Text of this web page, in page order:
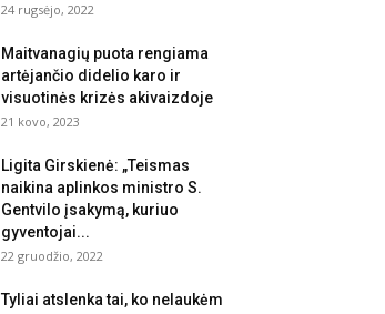
24 rugsėjo, 2022
Maitvanagių puota rengiama
artėjančio didelio karo ir
visuotinės krizės akivaizdoje
21 kovo, 2023
Ligita Girskienė: „Teismas
naikina aplinkos ministro S.
Gentvilo įsakymą, kuriuo
gyventojai...
22 gruodžio, 2022
Tyliai atslenka tai, ko nelaukėm